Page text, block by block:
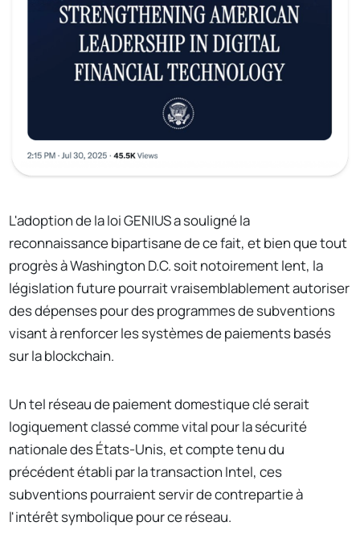
L'adoption de la loi GENIUS a souligné la
reconnaissance bipartisane de ce fait, et bien que tout
progrès à Washington D.C. soit notoirement lent, la
législation future pourrait vraisemblablement autoriser
des dépenses pour des programmes de subventions
visant à renforcer les systèmes de paiements basés
sur la blockchain.
Un tel réseau de paiement domestique clé serait
logiquement classé comme vital pour la sécurité
nationale des États-Unis, et compte tenu du
précédent établi par la transaction Intel, ces
subventions pourraient servir de contrepartie à
l'intérêt symbolique pour ce réseau.